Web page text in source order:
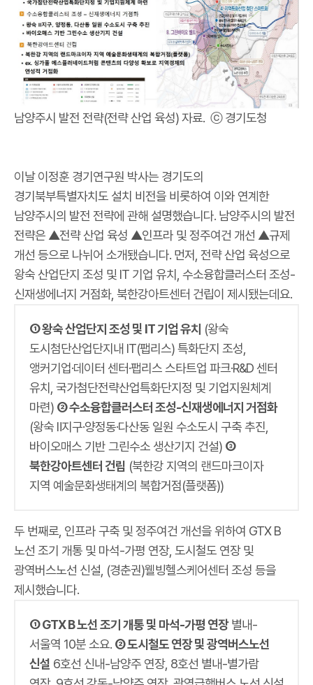
남양주시 발전 전략(전략 산업 육성) 자료. ⓒ 경기도청
이날 이정훈 경기연구원 박사는 경기도의
경기북부특별자치도 설치 비전을 비롯하여 이와 연계한
남양주시의 발전 전략에 관해 설명했습니다. 남양주시의 발전
전략은 ▲전략 산업 육성 ▲인프라 및 정주여건 개선 ▲규제
개선 등으로 나뉘어 소개됐습니다. 먼저, 전략 산업 육성으로
왕숙 산업단지 조성 및 IT 기업 유치, 수소융합클러스터 조성-
신재생에너지 거점화, 북한강아트센터 건립이 제시됐는데요.
① 왕숙 산업단지 조성 및 IT 기업 유치 (왕숙
도시첨단산업단지내 IT(팹리스) 특화단지 조성,
앵커기업·데이터 센터·팹리스 스타트업 파크·R&D 센터
유치, 국가첨단전략산업특화단지정 및 기업지원체계
마련) ② 수소융합클러스터 조성-신재생에너지 거점화
(왕숙 Ⅱ지구·양정동·다산동 일원 수소도시 구축 추진,
바이오매스 기반 그린수소 생산기지 건설) ③
북한강아트센터 건립 (북한강 지역의 랜드마크이자
지역 예술문화생태계의 복합거점(플랫폼))
두 번째로, 인프라 구축 및 정주여건 개선을 위하여 GTX B
노선 조기 개통 및 마석-가평 연장, 도시철도 연장 및
광역버스노선 신설, (경춘권)웰빙헬스케어센터 조성 등을
제시했습니다.
① GTX B 노선 조기 개통 및 마석-가평 연장별내-
서울역 10분 소요. ② 도시철도 연장 및 광역버스노선
신설 6호선 신내-남양주 연장, 8호선 별내-별가람